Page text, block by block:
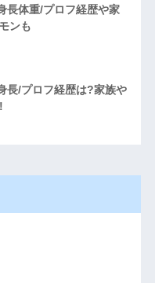
長体重/プロフ経歴や家
ンも
長/プロフ経歴は?家族や